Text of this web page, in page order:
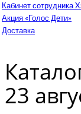
Кабинет сотрудника
Акция «Голос Дети»
Доставка
23